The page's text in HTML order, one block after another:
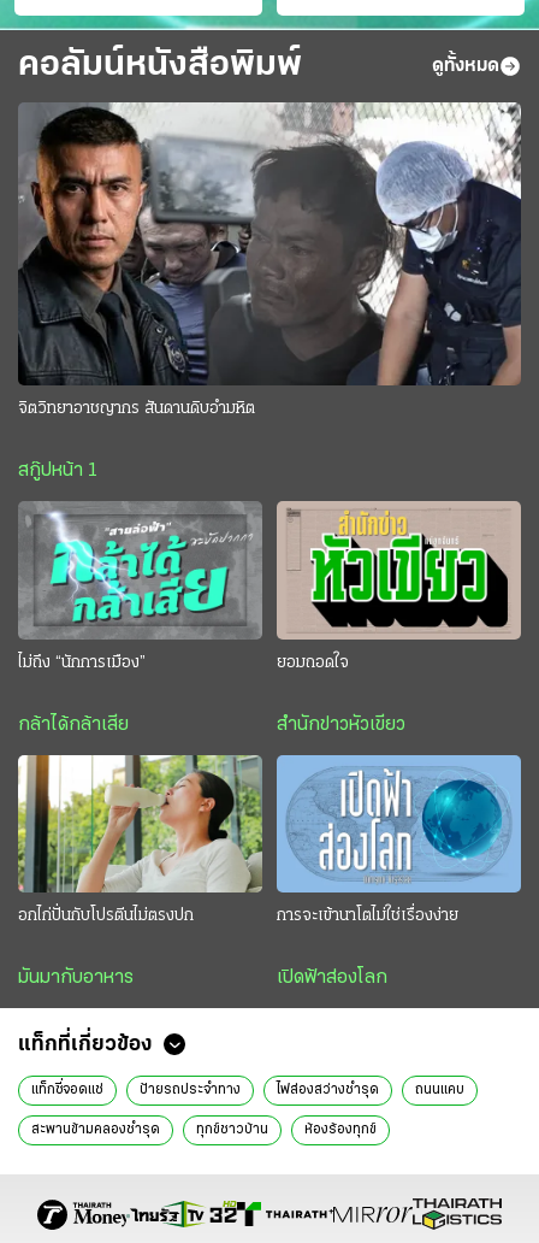
ขาแข้งชั่วคราว
"หนู" กอด "หนิม" สยบลือ
คอลัมน์หนังสือพิมพ์ ดูทั้งหมด
จิตวิทยาอาชญากร สันดานดิบอำมหิต
สกู๊ปหน้า 1
ไม่ถึง “นักการเมือง”
กล้าได้กล้าเสีย
ยอมถอดใจ
สำนักข่าวหัวเขียว
อกไก่ปั่นกับโปรตีนไม่ตรงปก
มันมากับอาหาร
การจะเข้านาโตไม่ใช่เรื่องง่าย
เปิดฟ้าส่องโลก
แท็กที่เกี่ยวข้อง
แท็กซี่จอดแช่ ป้ายรถประจำทาง ไฟส่องสว่างชำรุด ถนนแคบ
สะพานข้ามคลองชำรุด ทุกข์ชาวบ้าน ห้องร้องทุกข์